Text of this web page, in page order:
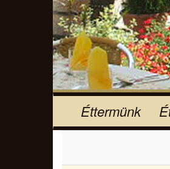
Éttermünk